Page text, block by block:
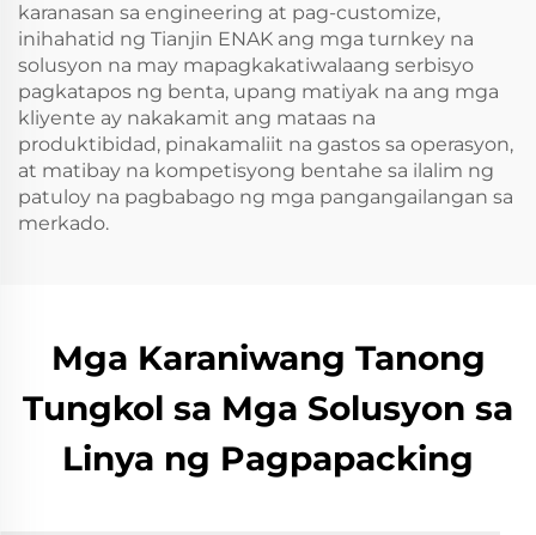
karanasan sa engineering at pag-customize,
inihahatid ng Tianjin ENAK ang mga turnkey na
solusyon na may mapagkakatiwalaang serbisyo
pagkatapos ng benta, upang matiyak na ang mga
kliyente ay nakakamit ang mataas na
produktibidad, pinakamaliit na gastos sa operasyon,
at matibay na kompetisyong bentahe sa ilalim ng
patuloy na pagbabago ng mga pangangailangan sa
merkado.
Mga Karaniwang Tanong
Tungkol sa Mga Solusyon sa
Linya ng Pagpapacking